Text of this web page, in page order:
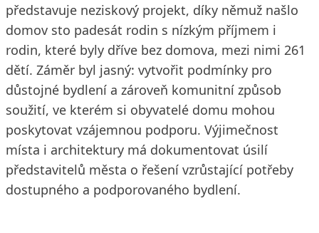
představuje neziskový projekt, díky němuž našlo
domov sto padesát rodin s nízkým příjmem i
rodin, které byly dříve bez domova, mezi nimi 261
dětí. Záměr byl jasný: vytvořit podmínky pro
důstojné bydlení a zároveň komunitní způsob
soužití, ve kterém si obyvatelé domu mohou
poskytovat vzájemnou podporu. Výjimečnost
místa i architektury má dokumentovat úsilí
představitelů města o řešení vzrůstající potřeby
dostupného a podporovaného bydlení.